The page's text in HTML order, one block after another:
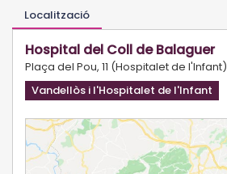
Localització
Hospital del Coll de Balaguer
Plaça del Pou, 11 (Hospitalet de l'Infant)
Vandellòs i l'Hospitalet de l'Infant